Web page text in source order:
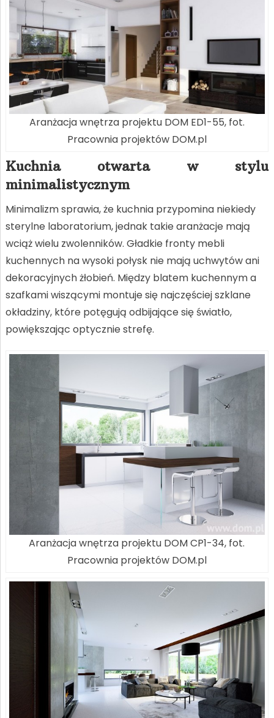
Aranżacja wnętrza projektu DOM ED1-55, fot.
Pracownia projektów DOM.pl
Kuchnia otwarta w stylu
minimalistycznym
Minimalizm sprawia, że kuchnia przypomina niekiedy
sterylne laboratorium, jednak takie aranżacje mają
wciąż wielu zwolenników. Gładkie fronty mebli
kuchennych na wysoki połysk nie mają uchwytów ani
dekoracyjnych żłobień. Między blatem kuchennym a
szafkami wiszącymi montuje się najczęściej szklane
okładziny, które potęgują odbijające się światło,
powiększając optycznie strefę.
Aranżacja wnętrza projektu DOM CP1-34, fot.
Pracownia projektów DOM.pl